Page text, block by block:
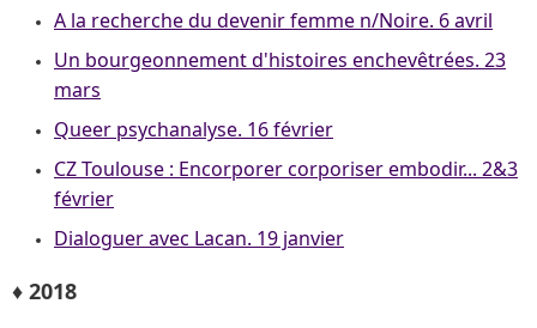
A la recherche du devenir femme n/Noire. 6 avril
Un bourgeonnement d'histoires enchevêtrées. 23
mars
Queer psychanalyse. 16 février
CZ Toulouse : Encorporer corporiser embodir... 2&3
février
Dialoguer avec Lacan. 19 janvier
♦ 2018